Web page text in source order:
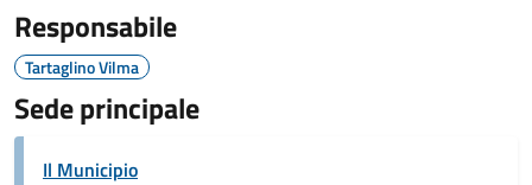
Responsabile
Tartaglino Vilma
Sede principale
Il Municipio